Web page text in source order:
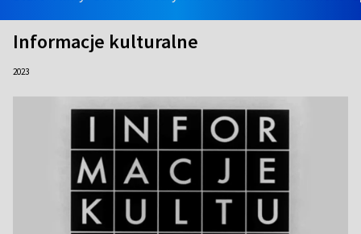
Informacje kulturalne
2023